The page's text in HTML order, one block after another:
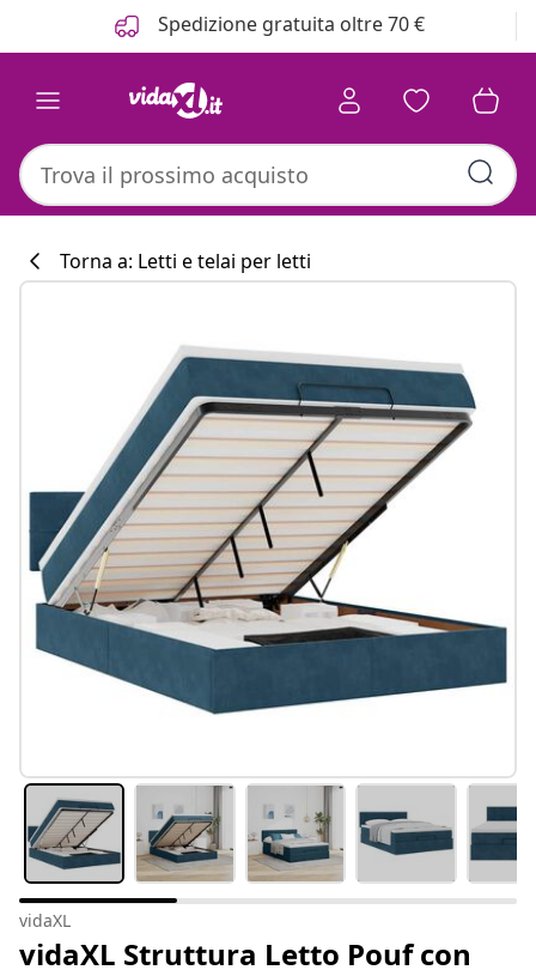
Spedizione gratuita oltre 70 €
Torna a: Letti e telai per letti
vidaXL
vidaXL Struttura Letto Pouf con